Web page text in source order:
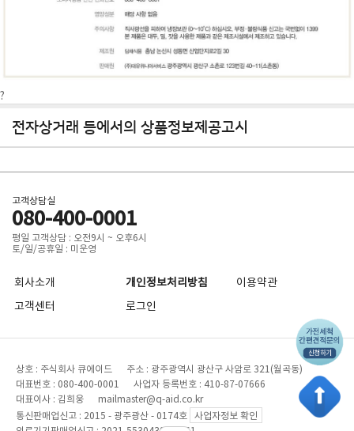
?
전자상거래 등에서의 상품정보제공고시
고객상담실
080-400-0001
평일 고객상담 : 오전9시 ~ 오후6시
토/일/공휴일 : 미운영
회사소개 개인정보처리방침
이용약관
고객센터
로그인
상호 : 주식회사 큐에이드 주소 : 광주광역시 광산구 사암로 321(월곡동)
대표번호 : 080-400-0001 사업자 등록번호 : 410-87-07666
대표이사 : 김희웅 mailmaster@q-aid.co.kr
통신판매업신고 : 2015 - 광주광산 - 0174호
사업자정보 확인